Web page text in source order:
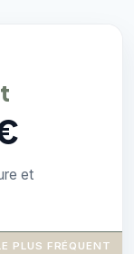
et
PLUS FRÉQUENT